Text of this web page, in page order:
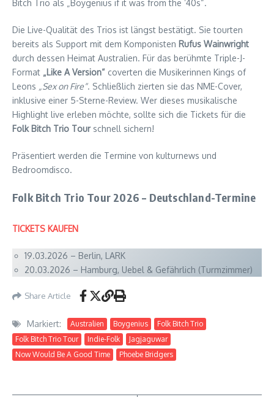
Bitch Trio als „Boygenius if it was from the ’40s“.
Die Live-Qualität des Trios ist längst bestätigt. Sie tourten
bereits als Support mit dem Komponisten Rufus Wainwright
durch dessen Heimat Australien. Für das berühmte Triple-J-
Format „Like A Version“ coverten die Musikerinnen Kings of
Leons „Sex on Fire“. Schließlich zierten sie das NME-Cover,
inklusive einer 5-Sterne-Review. Wer dieses musikalische
Highlight live erleben möchte, sollte sich die Tickets für die
Folk Bitch Trio Tourschnell sichern!
Präsentiert werden die Termine von kulturnews und
Bedroomdisco.
Folk Bitch Trio Tour 2026 – Deutschland-Termine
TICKETS KAUFEN
19.03.2026 – Berlin, LARK
20.03.2026 – Hamburg, Uebel & Gefährlich (Turmzimmer)
Share Article
Markiert: Australien Boygenius
Folk Bitch Trio
Folk Bitch Trio Tour
Indie-Folk
Jagjaguwar
Now Would Be A Good Time
Phoebe Bridgers